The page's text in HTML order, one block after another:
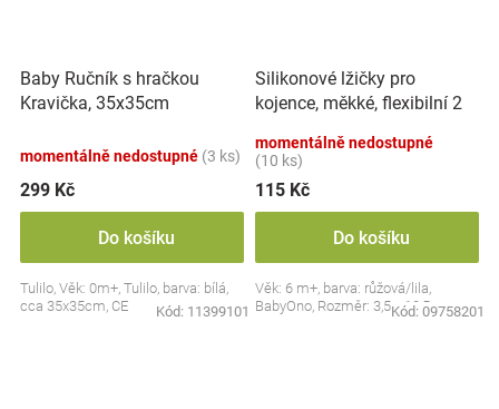
Baby Ručník s hračkou
Kravička, 35x35cm
momentálně nedostupné (3 ks)
299 Kč
Do košíku
Tulilo, Věk: 0m+, Tulilo, barva: bílá,
cca 35x35cm, CE
Kód: 11399101
Silikonové lžičky pro
kojence, měkké, flexibilní 2
momentálně nedostupné
(10 ks)
115 Kč
Do košíku
Věk: 6 m+, barva: růžová/lila,
BabyOno, Rozměr: 3,5 x 10,5 cm
Kód: 09758201